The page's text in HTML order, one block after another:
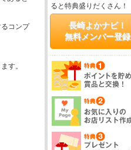
コンプ
す。
ると特典盛りだくさん！
長崎よかナビ！
無料メンバー登録